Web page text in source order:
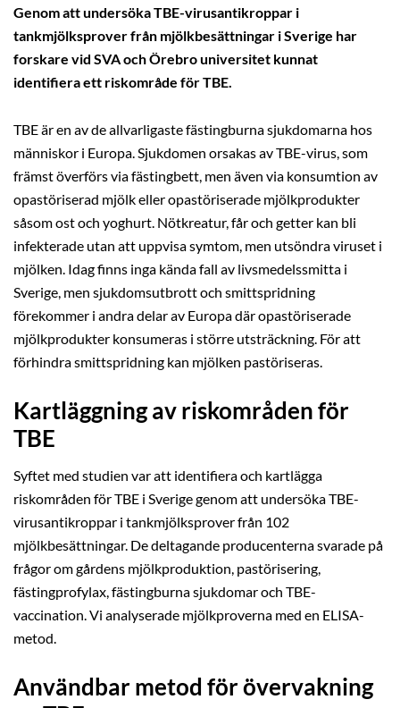
Genom att undersöka TBE-virusantikroppar i
tankmjölksprover från mjölkbesättningar i Sverige har
forskare vid SVA och Örebro universitet kunnat
identifiera ett riskområde för TBE.
TBE är en av de allvarligaste fästingburna sjukdomarna hos
människor i Europa. Sjukdomen orsakas av TBE-virus, som
främst överförs via fästingbett, men även via konsumtion av
opastöriserad mjölk eller opastöriserade mjölkprodukter
såsom ost och yoghurt. Nötkreatur, får och getter kan bli
infekterade utan att uppvisa symtom, men utsöndra viruset i
mjölken. Idag finns inga kända fall av livsmedelssmitta i
Sverige, men sjukdomsutbrott och smittspridning
förekommer i andra delar av Europa där opastöriserade
mjölkprodukter konsumeras i större utsträckning. För att
förhindra smittspridning kan mjölken pastöriseras.
Kartläggning av riskområden för
TBE
Syftet med studien var att identifiera och kartlägga
riskområden för TBE i Sverige genom att undersöka TBE-
virusantikroppar i tankmjölksprover från 102
mjölkbesättningar. De deltagande producenterna svarade på
frågor om gårdens mjölkproduktion, pastörisering,
fästingprofylax, fästingburna sjukdomar och TBE-
vaccination. Vi analyserade mjölkproverna med en ELISA-
metod.
Användbar metod för övervakning